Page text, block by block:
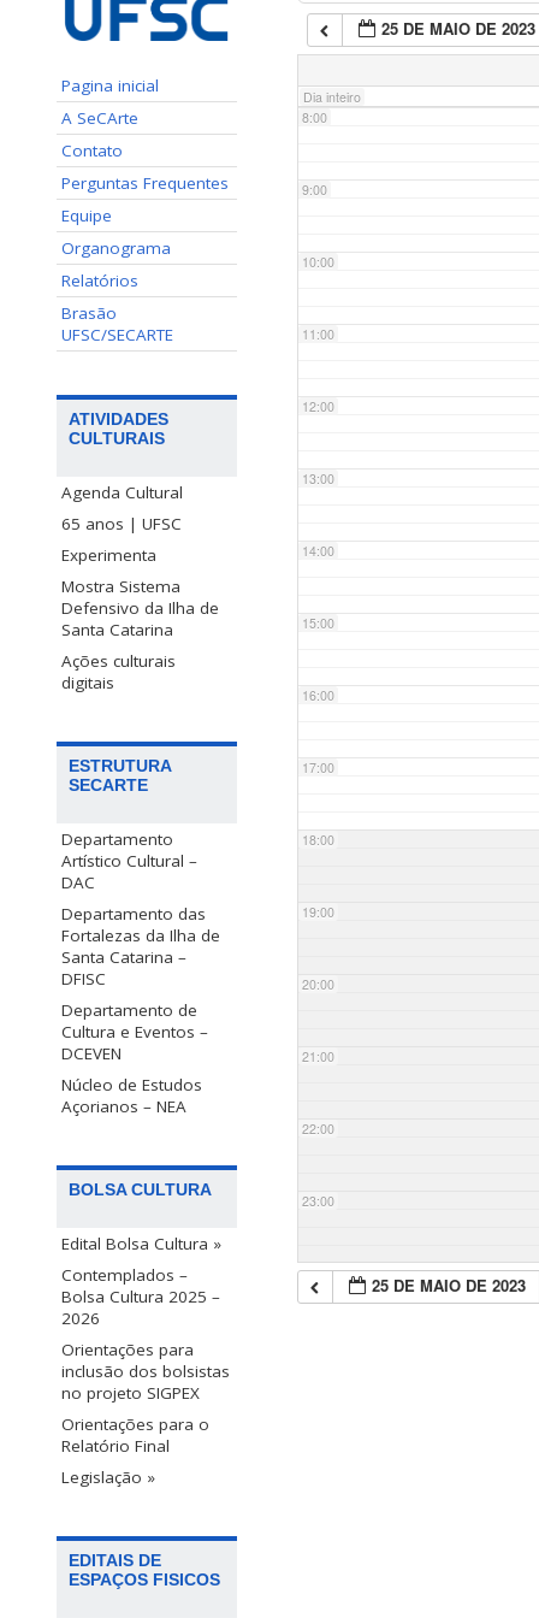
Pagina inicial
A SeCArte
Contato
Perguntas Frequentes
Equipe
Organograma
Relatórios
Brasão
UFSC/SECARTE
ATIVIDADES
CULTURAIS
Agenda Cultural
65 anos | UFSC
Experimenta
Mostra Sistema
Defensivo da Ilha de
Santa Catarina
Ações culturais
digitais
ESTRUTURA
SECARTE
Departamento
Artístico Cultural –
DAC
Departamento das
Fortalezas da Ilha de
Santa Catarina –
DFISC
Departamento de
Cultura e Eventos –
DCEVEN
Núcleo de Estudos
Açorianos – NEA
BOLSA CULTURA
Edital Bolsa Cultura »
Contemplados –
Bolsa Cultura 2025 –
2026
Orientações para
inclusão dos bolsistas
no projeto SIGPEX
Orientações para o
Relatório Final
Legislação »
EDITAIS DE
ESPAÇOS FISICOS
25 DE MAIO DE 2023
Dia inteiro
7:00
8:00
9:00
10:00
11:00
12:00
13:00
14:00
15:00
16:00
17:00
18:00
19:00
20:00
21:00
22:00
23:00
25 DE MAIO DE 2023